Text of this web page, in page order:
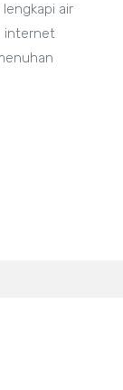
air
internet